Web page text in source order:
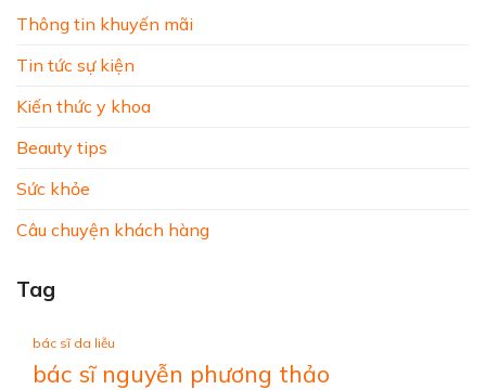
Thông tin khuyến mãi
Tin tức sự kiện
Kiến thức y khoa
Beauty tips
Sức khỏe
Câu chuyện khách hàng
Tag
bác sĩ da liễu
bác sĩ nguyễn phương thảo